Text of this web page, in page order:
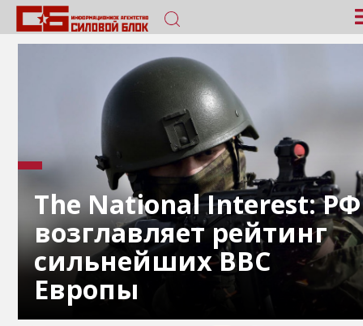
The National Interest: РФ
возглавляет рейтинг
сильнейших ВВС
Европы